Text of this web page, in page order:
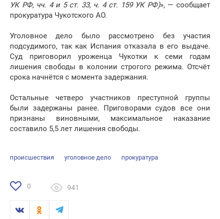
УК РФ, чч. 4 и 5 ст. 33, ч. 4 ст. 159 УК РФ)», — сообщает
прокуратура Чукотского АО.
Уголовное дело было рассмотрено без участия
подсудимого, так как Испания отказала в его выдаче.
Суд приговорил уроженца Чукотки к семи годам
лишения свободы в колонии строгого режима. Отсчёт
срока начнётся с момента задержания.
Остальные четверо участников преступной группы
были задержаны ранее. Приговорами судов все они
признаны виновными, максимальное наказание
составило 5,5 лет лишения свободы.
происшествия уголовное дело прокуратура
0 941